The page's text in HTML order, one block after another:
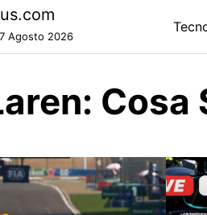
Agosto 2026
Cosa